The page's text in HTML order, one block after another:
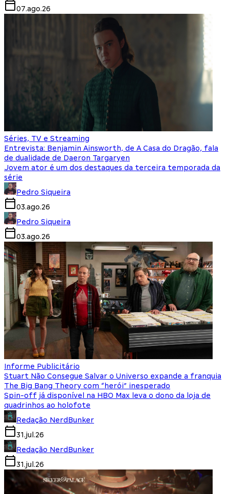
07.ago.26
Séries, TV e Streaming
Entrevista: Benjamin Ainsworth, de A Casa do Dragão, fala
de dualidade de Daeron Targaryen
Jovem ator é um dos destaques da terceira temporada da
série
Pedro Siqueira
03.ago.26
Pedro Siqueira
03.ago.26
Informe Publicitário
Stuart Não Consegue Salvar o Universo expande a franquia
The Big Bang Theory com “herói” inesperado
Spin-off já disponível na HBO Max leva o dono da loja de
quadrinhos ao holofote
Redação NerdBunker
31.jul.26
Redação NerdBunker
31.jul.26